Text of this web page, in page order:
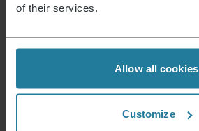
of their services.
Allow all cookies
Customize